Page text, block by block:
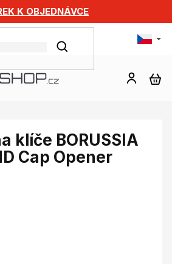
K OBJEDNÁVCE
HLEDAT
klíče BORUSSIA
Cap Opener